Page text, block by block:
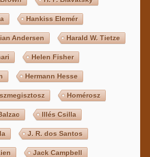
Hankiss Elemér
Andersen Harald W. Tietze
Helen Fisher
Hermann Hesse
Homérosz
Illés Csilla
J. R. dos Santos
Jack Campbell